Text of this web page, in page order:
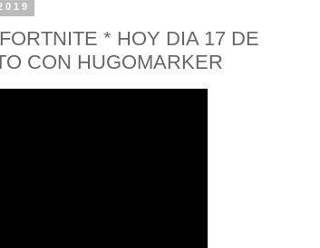
* HOY DIA 17 DE
CON HUGOMARKER